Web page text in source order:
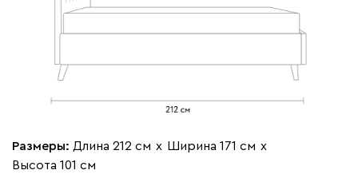
1925
Размеры: Длина 212 см х Ширина 171 см х
Высота 101 см